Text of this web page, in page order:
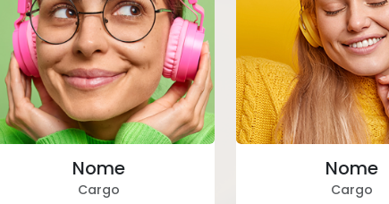
Nome
Cargo
Nome
Cargo